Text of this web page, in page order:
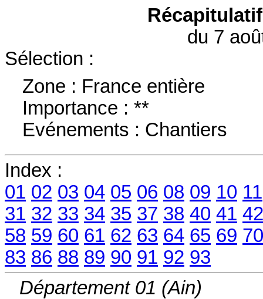
du 7
Sélection :
Zone : France entière
Importance : **
Evénements : Chantiers
Index :
01 02 03 04 05 06 08 09 10 11
31 32 33 34 35 37 38 40 41 42
58 59 60 61 62 63 64 65 69 70
83 86 88 89 90 91 92 93
Département 01 (Ain)